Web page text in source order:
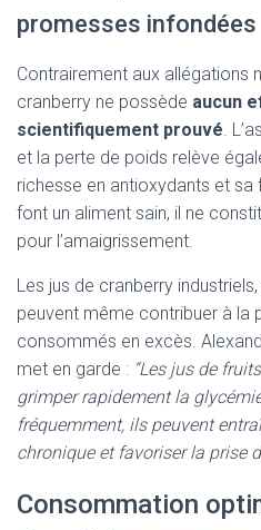
promesses infondées
Contrairement aux allégations
cranberry ne possède aucun
scientifiquement prouvé.
et la perte de poids relève
richesse en antioxydants et sa
font un aliment sain, il ne
pour l’amaigrissement.
Les jus de cranberry
peuvent même contribuer à la
consommés en excès.
met en garde : “Les jus de
grimper rapidement la
fréquemment, ils peuvent
chronique et favoriser la prise
Consommation